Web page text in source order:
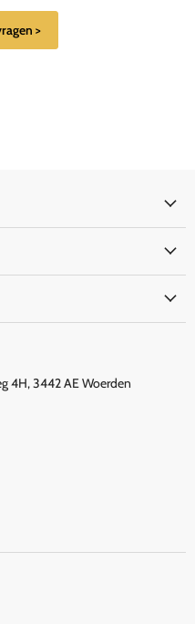
>
4H, 3442 AE Woerden